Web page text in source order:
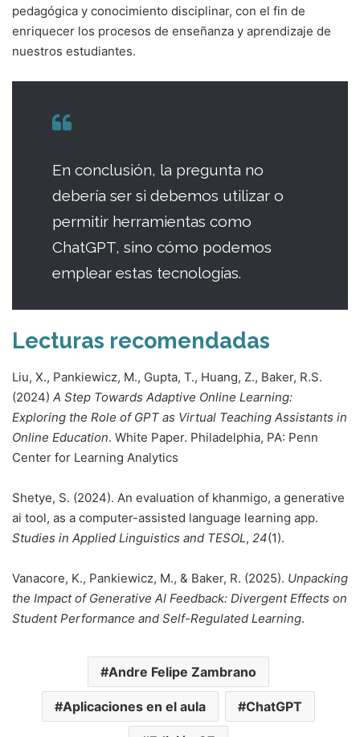
pedagógica y conocimiento disciplinar, con el fin de
enriquecer los procesos de enseñanza y aprendizaje de
nuestros estudiantes.
En conclusión, la pregunta no
debería ser si debemos utilizar o
permitir herramientas como
ChatGPT, sino cómo podemos
emplear estas tecnologías.
Lecturas recomendadas
Liu, X., Pankiewicz, M., Gupta, T., Huang, Z., Baker, R.S.
(2024) A Step Towards Adaptive Online Learning:
Exploring the Role of GPT as Virtual Teaching Assistants in
Online Education. White Paper. Philadelphia, PA: Penn
Center for Learning Analytics
Shetye, S. (2024). An evaluation of khanmigo, a generative
ai tool, as a computer-assisted language learning app.
Studies in Applied Linguistics and TESOL, 24(1).
Vanacore, K., Pankiewicz, M., & Baker, R. (2025). Unpacking
the Impact of Generative AI Feedback: Divergent Effects on
Student Performance and Self-Regulated Learning.
Andre Felipe Zambrano
Aplicaciones en el aula ChatGPT